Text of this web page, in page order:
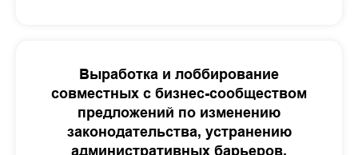
Выработка и лоббирование
совместных с бизнес-сообществом
предложений по изменению
законодательства, устранению
административных барьеров.